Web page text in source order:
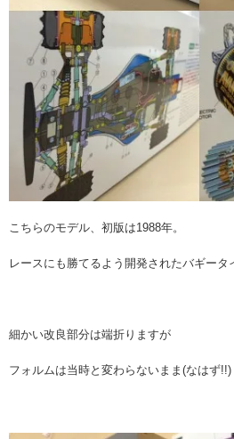
こちらのモデル、初版は1988年。
レースにも勝てるよう開発されたバギータ
細かい改良部分は端折りますが
フォルムは当時と変わらないまま(なはず!!)